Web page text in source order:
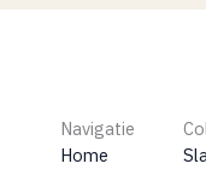
Navigatie
Home